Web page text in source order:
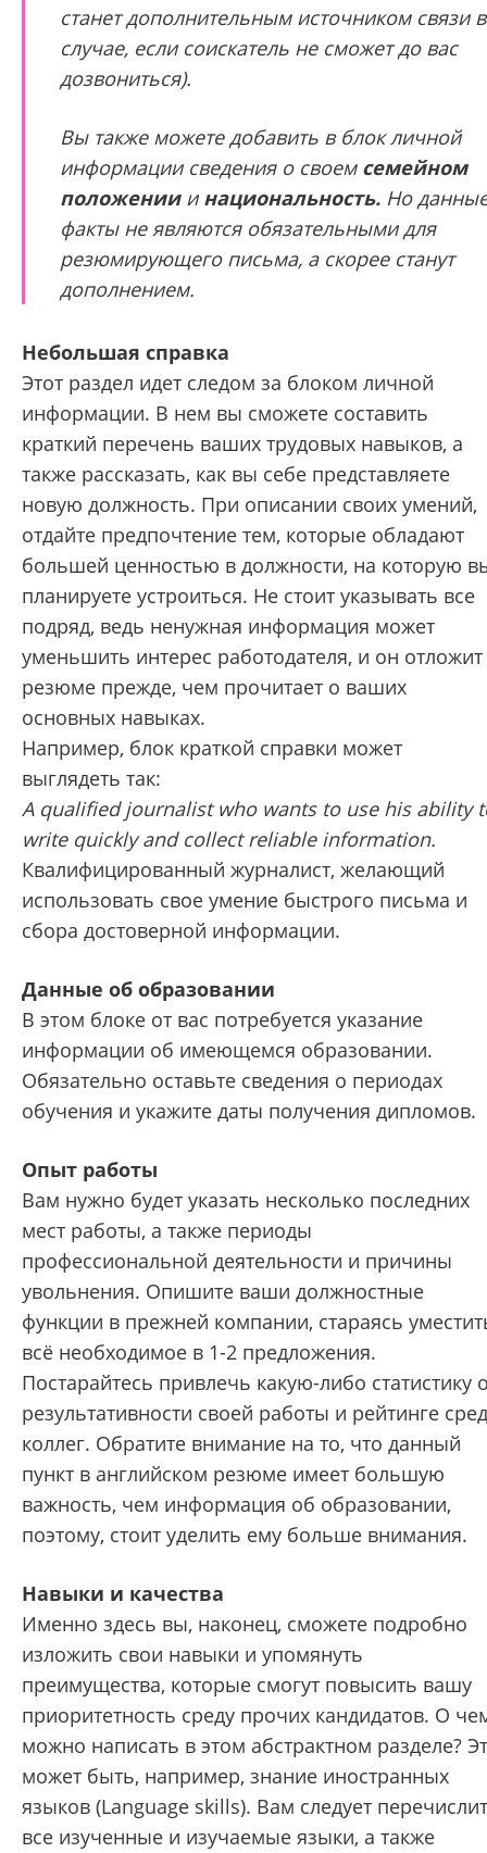
станет дополнительным источником связи в
случае, если соискатель не сможет до вас
дозвониться).
Вы также можете добавить в блок личной
информации сведения о своем семейном
положенииинациональность. Но
факты не являются обязательными для
резюмирующего письма, а скорее станут
дополнением.
Небольшая справка
Этот раздел идет следом за блоком личной
информации. В нем вы сможете составить
краткий перечень ваших трудовых навыков, а
также рассказать, как вы себе представляете
новую должность. При описании своих умений,
отдайте предпочтение тем, которые обладают
большей ценностью в должности, на которую
планируете устроиться. Не стоит указывать все
подряд, ведь ненужная информация может
уменьшить интерес работодателя, и он отложит
резюме прежде, чем прочитает о ваших
основных навыках.
Например, блок краткой справки может
выглядеть так:
А qualified journalist who wants to use his ability
write quickly and collect reliable information.
Квалифицированный журналист, желающий
использовать свое умение быстрого письма и
сбора достоверной информации.
Данные об образовании
В этом блоке от вас потребуется указание
информации об имеющемся образовании.
Обязательно оставьте сведения о периодах
обучения и укажите даты получения дипломов.
Опыт работы
Вам нужно будет указать несколько последних
мест работы, а также периоды
профессиональной деятельности и причины
увольнения. Опишите ваши должностные
функции в прежней компании, стараясь
всё необходимое в 1-2 предложения.
Постарайтесь привлечь какую-либо статистику
результативности своей работы и рейтинге
коллег. Обратите внимание на то, что данный
пункт в английском резюме имеет большую
важность, чем информация об образовании,
поэтому, стоит уделить ему больше внимания.
Навыки и качества
Именно здесь вы, наконец, сможете подробно
изложить свои навыки и упомянуть
преимущества, которые смогут повысить вашу
приоритетность среду прочих кандидатов. О
можно написать в этом абстрактном разделе?
может быть, например, знание иностранных
языков (Language skills). Вам следует
все изученные и изучаемые языки, а также